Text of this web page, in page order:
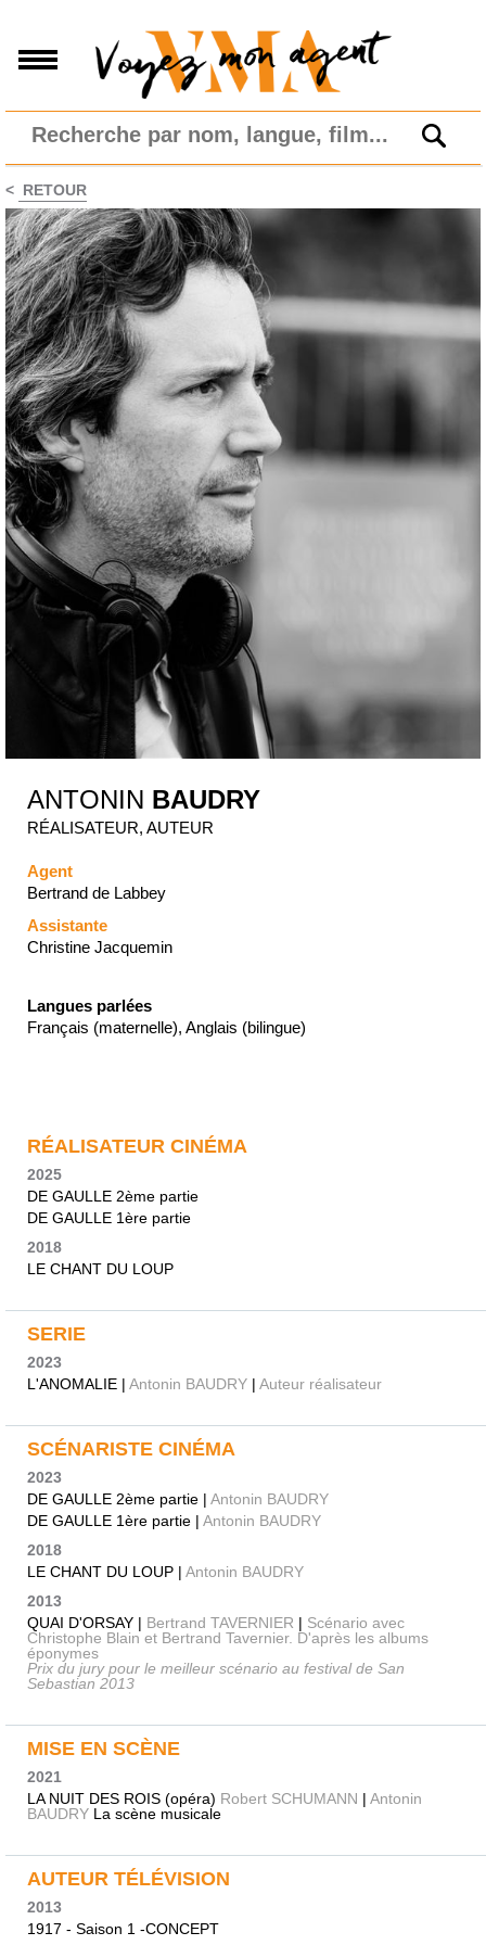
< RETOUR
ANTONIN BAUDRY
RÉALISATEUR, AUTEUR
Agent
Bertrand de Labbey
Assistante
Christine Jacquemin
Langues parlées
Français (maternelle), Anglais (bilingue)
RÉALISATEUR CINÉMA
2025
DE GAULLE 2ème partie
DE GAULLE 1ère partie
2018
LE CHANT DU LOUP
SERIE
2023
L'ANOMALIE | Antonin BAUDRY | Auteur réalisateur
SCÉNARISTE CINÉMA
2023
DE GAULLE 2ème partie | Antonin BAUDRY
DE GAULLE 1ère partie | Antonin BAUDRY
2018
LE CHANT DU LOUP | Antonin BAUDRY
2013
QUAI D'ORSAY | Bertrand TAVERNIER | Scénario avec
Christophe Blain et Bertrand Tavernier. D'après les albums
éponymes
Prix du jury pour le meilleur scénario au festival de San
Sebastian 2013
MISE EN SCÈNE
2021
LA NUIT DES ROIS (opéra) Robert SCHUMANN | Antonin
BAUDRY La scène musicale
AUTEUR TÉLÉVISION
2013
1917 - Saison 1 -CONCEPT